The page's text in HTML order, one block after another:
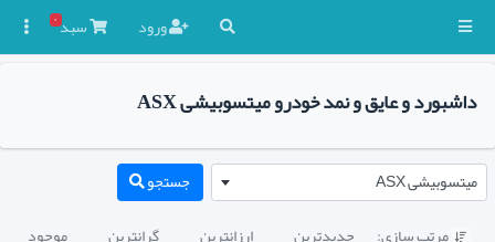
ورود سبد۰
داشبورد و عایق و نمد خودرو میتسوبیشی ASX
میتسوبیشی ASX جستجو
 مرتب سازی: جدیدترین ارزانترین گرانترین موجود